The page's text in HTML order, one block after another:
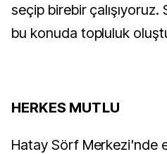
seçip birebir çalışıyoruz.
bu konuda topluluk
HERKES MUTLU
Hatay Sörf Merkezi'nde